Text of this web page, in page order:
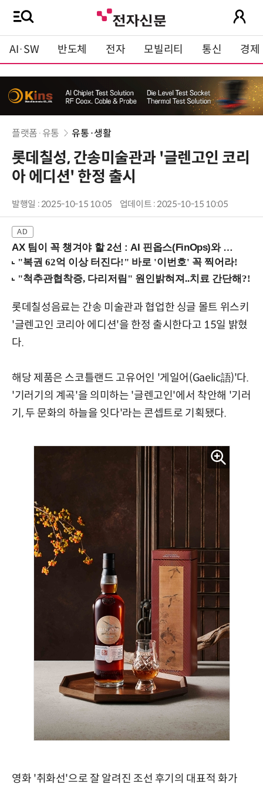
AI·SW 반도체 전자 모빌리티 통신 경제
플랫폼·유통 유통·생활
롯데칠성, 간송미술관과 '글렌고인 코리
아 에디션' 한정 출시
발행일 : 2025-10-15 10:05 업데이트 : 2025-10-15 10:05
AX 팀이 꼭 챙겨야 할 2선 : AI 핀옵스(FinOps)와 토큰 거버넌스 (8/21 잠실역)
롯데칠성음료는 간송 미술관과 협업한 싱글 몰트 위스키
'글렌고인 코리아 에디션'을 한정 출시한다고 15일 밝혔
다.
해당 제품은 스코틀랜드 고유어인 '게일어(Gaelic語)'다.
'기러기의 계곡'을 의미하는 '글렌고인'에서 착안해 '기러
기, 두 문화의 하늘을 잇다'라는 콘셉트로 기획됐다.
영화 '취화선'으로 잘 알려진 조선 후기의 대표적 화가